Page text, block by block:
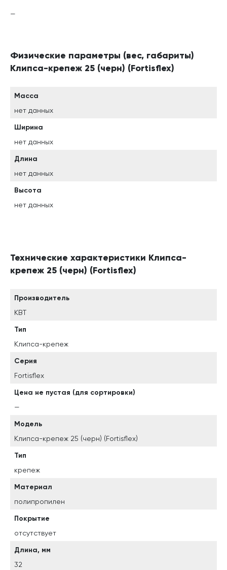
—
Физические параметры (вес, габариты)
Клипса-крепеж 25 (черн) (Fortisflex)
Масса
нет данных
Ширина
нет данных
Длина
нет данных
Высота
нет данных
Технические характеристики Клипса-
крепеж 25 (черн) (Fortisflex)
Производитель
КВТ
Тип
Клипса-крепеж
Серия
Fortisflex
Цена не пустая (для сортировки)
—
Модель
Клипса-крепеж 25 (черн) (Fortisflex)
Тип
крепеж
Материал
полипропилен
Покрытие
отсутствует
Длина, мм
32